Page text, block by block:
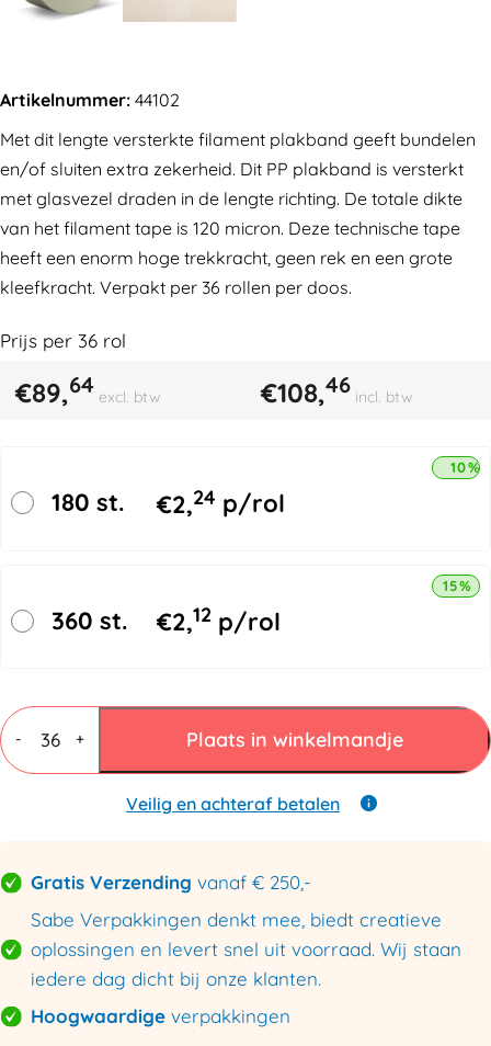
Artikelnummer: 44102
Met dit lengte versterkte filament plakband geeft bundelen
en/of sluiten extra zekerheid. Dit PP plakband is versterkt
met glasvezel draden in de lengte richting. De totale dikte
van het filament tape is 120 micron. Deze technische tape
heeft een enorm hoge trekkracht, geen rek en een grote
kleefkracht. Verpakt per 36 rollen per doos.
Prijs per 36 rol
€89,64 excl. btw €108,46 incl. btw
180 st. €2,24 p/rol
10%
360 st. €2,12 p/rol
15%
-
Filament
tape
25mmx50mtr
Lengte
+ Plaats in winkelmandje
Veilig en achteraf betalen
Gratis Verzending vanaf € 250,-
Sabe Verpakkingen denkt mee, biedt creatieve
oplossingen en levert snel uit voorraad. Wij staan
iedere dag dicht bij onze klanten.
Hoogwaardige verpakkingen